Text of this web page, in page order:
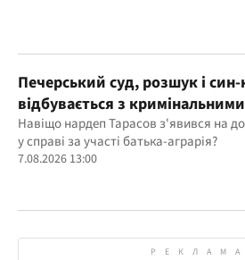
Печерський суд, розшук і
відбувається з
за участі агробарона Тарасова?
Навіщо нардеп Тарасов з'явився на
у справі за участі батька-аграрія?
7.08.2026 13:00